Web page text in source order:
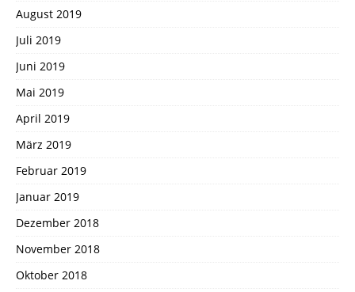
August 2019
Juli 2019
Juni 2019
Mai 2019
April 2019
März 2019
Februar 2019
Januar 2019
Dezember 2018
November 2018
Oktober 2018